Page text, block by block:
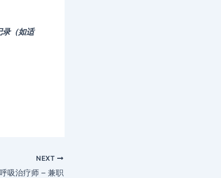
录（如适
NEXT
呼吸治疗师 – 兼职